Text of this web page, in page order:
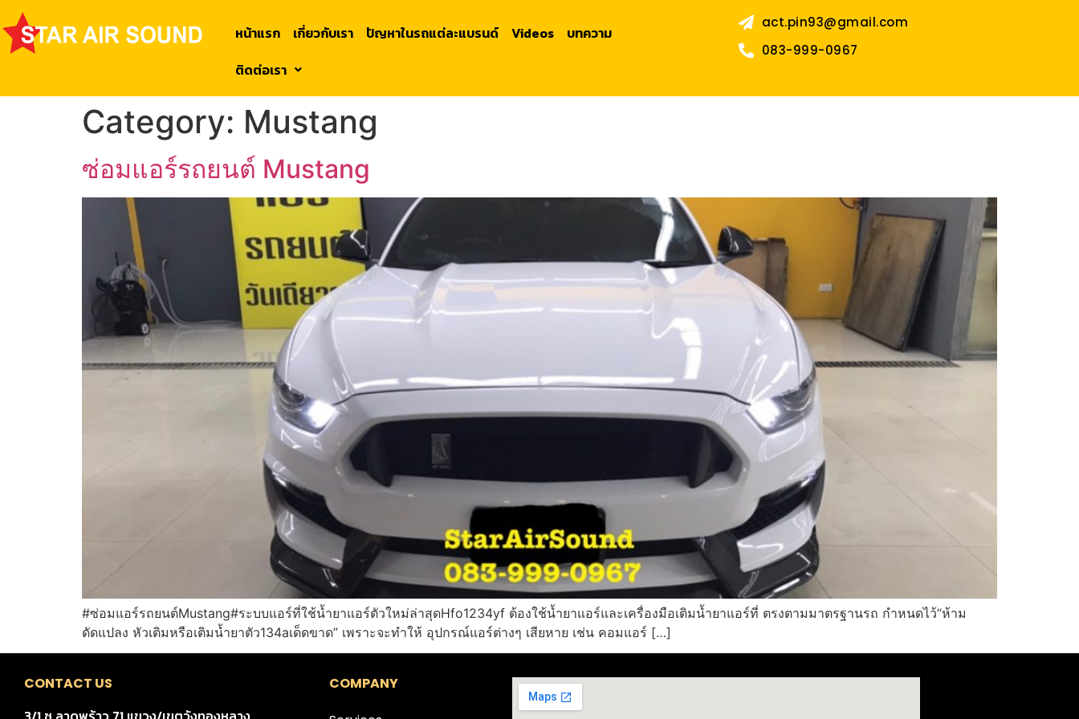
หน้าแรก เกี่ยวกับเรา ปัญหาในรถแต่ละแบรนด์ Videos
บทความ
ติดต่อเรา
act.pin93@gmail.com
083-999-0967
Category: Mustang
ซ่อมแอร์รถยนต์ Mustang
#ซ่อมแอร์รถยนต์Mustang#ระบบแอร์ที่ใช้น้ำยาแอร์ตัวใหม่ล่าสุดHfo1234yf ต้องใช้น้ำยาแอร์และเครื่องมือเติมน้ำยาแอร์ที่ ตรงตามมาตรฐานรถ กำหนดไว้“ห้าม
ดัดแปลง หัวเติมหรือเติมน้ำยาตัว134aเด็ดขาด” เพราะจะทำให้ อุปกรณ์แอร์ต่างๆ เสียหาย เช่น คอมแอร์ […]
CONTACT US
COMPANY